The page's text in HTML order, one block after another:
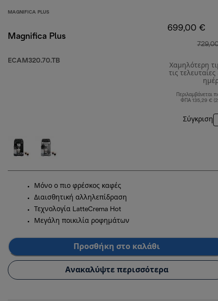
MAGNIFICA PLUS
Magnifica Plus
ECAM320.70.TB
699,00 €
Χαμηλότερη
τις τελευταίες
Περιλαμβάνεται
ΦΠΑ 135,29 €
Σύγκριση
Μόνο ο πιο φρέσκος καφές
Διαισθητική αλληλεπίδραση
Τεχνολογία LatteCrema Hot
Μεγάλη ποικιλία ροφημάτων
Προσθήκη στο καλάθι
Ανακαλύψτε περισσότερα